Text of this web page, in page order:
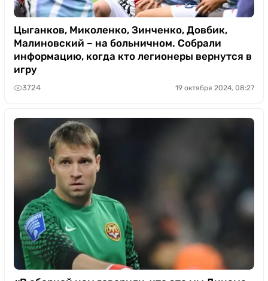
Цыганков, Миколенко, Зинченко, Довбик,
Малиновский – на больничном. Собрали
информацию, когда кто легионеры вернутся в
игру
3724 19 октября 2024, 08:27